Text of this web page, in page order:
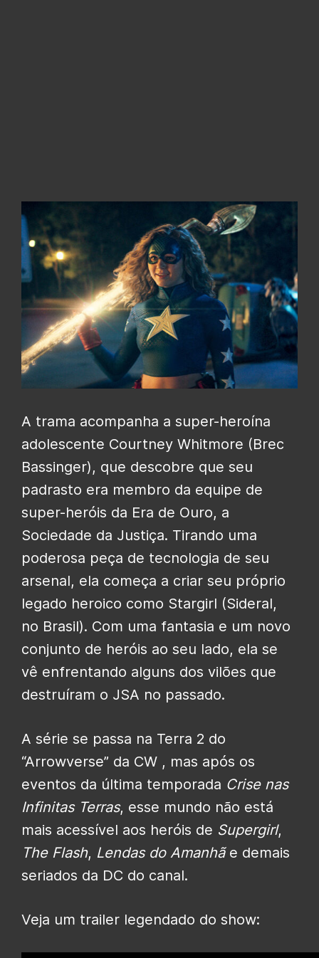
A trama acompanha a super-heroína
adolescente Courtney Whitmore (Brec
Bassinger), que descobre que seu
padrasto era membro da equipe de
super-heróis da Era de Ouro, a
Sociedade da Justiça. Tirando uma
poderosa peça de tecnologia de seu
arsenal, ela começa a criar seu próprio
legado heroico como Stargirl (Sideral,
no Brasil). Com uma fantasia e um novo
conjunto de heróis ao seu lado, ela se
vê enfrentando alguns dos vilões que
destruíram o JSA no passado.
A série se passa na Terra 2 do
“Arrowverse” da CW , mas após os
eventos da última temporada Crise nas
Infinitas Terras, esse mundo não está
mais acessível aos heróis de Supergirl,
The Flash, Lendas do Amanhãe demais
seriados da DC do canal.
Veja um trailer legendado do show: